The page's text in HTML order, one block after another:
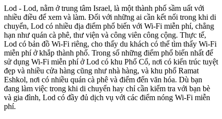
Lod - Lod, nằm ở trung tâm Israel, là một thành phố sầm uất với
nhiều điều để xem và làm. Đối với những ai cần kết nối trong khi di
chuyển, Lod có nhiều địa điểm phổ biến với Wi-Fi miễn phí, chẳng
hạn như quán cà phê, thư viện và công viên công cộng. Thực tế,
Lod có bản đồ Wi-Fi riêng, cho thấy du khách có thể tìm thấy Wi-Fi
miễn phí ở khắp thành phố. Trong số những điểm phổ biến nhất để
sử dụng Wi-Fi miễn phí ở Lod có khu Phố Cổ, nơi có kiến trúc tuyệt
đẹp và nhiều cửa hàng cũng như nhà hàng, và khu phố Ramat
Eshkol, nơi có nhiều quán cà phê và điểm đến văn hóa. Dù bạn
đang làm việc trong khi di chuyển hay chỉ cần kiểm tra với bạn bè
và gia đình, Lod có đầy đủ dịch vụ với các điểm nóng Wi-Fi miễn
phí.